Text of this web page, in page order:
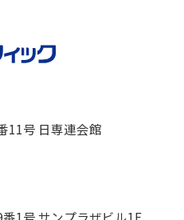
11号 日専連会館